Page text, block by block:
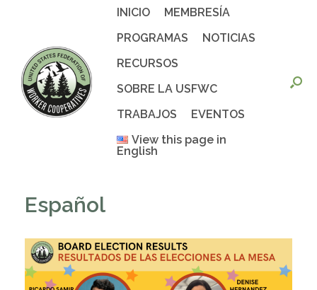
INICIO
MEMBRESÍA
PROGRAMAS
NOTICIAS
RECURSOS
SOBRE LA USFWC
TRABAJOS
EVENTOS
View this page in
English
Español